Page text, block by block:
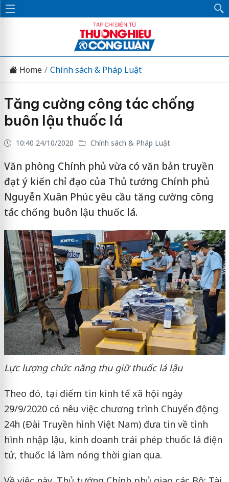
Home Chính sách & Pháp Luật
Tăng cường công tác chống
buôn lậu thuốc lá
10:40 24/10/2020 Chính sách & Pháp Luật
Văn phòng Chính phủ vừa có văn bản truyền
đạt ý kiến chỉ đạo của Thủ tướng Chính phủ
Nguyễn Xuân Phúc yêu cầu tăng cường công
tác chống buôn lậu thuốc lá.
Lực lượng chức năng thu giữ thuốc lá lậu
Theo đó, tại điểm tin kinh tế xã hội ngày
29/9/2020 có nêu việc chương trình Chuyển động
24h (Đài Truyền hình Việt Nam) đưa tin về tình
hình nhập lậu, kinh doanh trái phép thuốc lá điện
tử, thuốc lá làm nóng thời gian qua.